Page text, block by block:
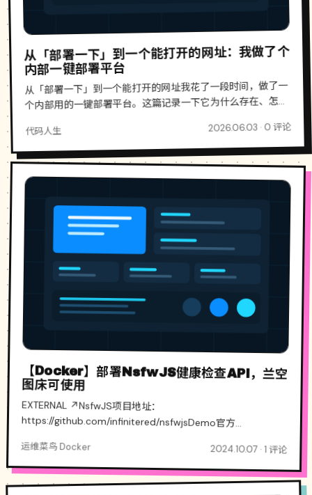
从「部署一下」到一个能打开的网址：我做了个
内部一键部署平台
从「部署一下」到一个能打开的网址我花了一段时间，做了一
个内部用的一键部署平台。这篇记录一下它为什么存在、怎么
因：一个 demo 卡在「只能在我电脑跑」事情的起点很...
代码人生 2026.06.03 · 0 评论
【Docker】部署NsfwJS健康检查API，兰空
图床可使用
EXTERNAL ↗NsfwJS项目地址：
https://github.com/infinitered/nsfwjsDemo官方
运维菜鸟 Docker 2024.10.07 · 1 评论